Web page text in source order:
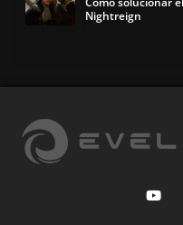
Nightreign